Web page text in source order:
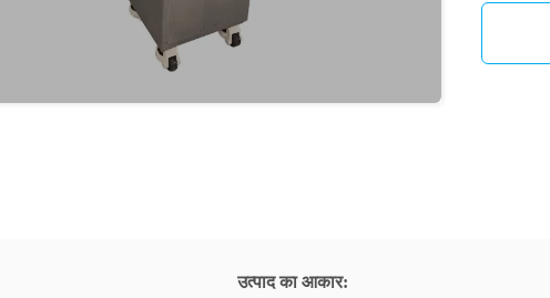
उत्पाद का आकार: